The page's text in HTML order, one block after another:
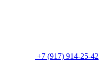
+7 (917) 914-25-42